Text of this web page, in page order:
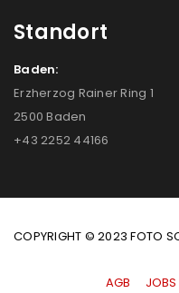
Standort
Baden:
Erzherzog Rainer Ring 1
2500 Baden
+43 2252 44166
COPYRIGHT © 2023 FOTO
AGB JOBS